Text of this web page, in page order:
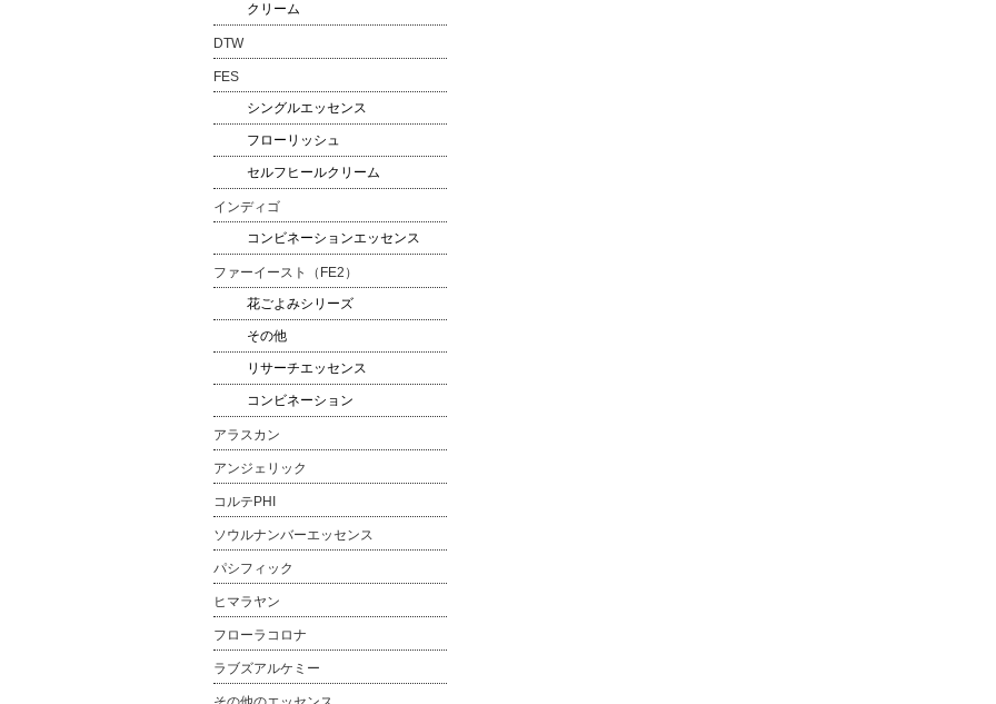
クリーム
DTW
FES
シングルエッセンス
フローリッシュ
セルフヒールクリーム
インディゴ
コンビネーションエッセンス
ファーイースト（FE2）
花ごよみシリーズ
その他
リサーチエッセンス
コンビネーション
アラスカン
アンジェリック
コルテPHI
ソウルナンバーエッセンス
パシフィック
ヒマラヤン
フローラコロナ
ラブズアルケミー